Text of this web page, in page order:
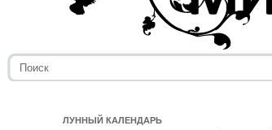
ЛУННЫЙ КАЛЕНДАРЬ